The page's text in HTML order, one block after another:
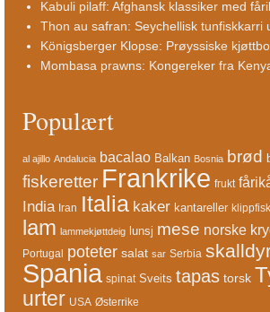
Kabuli pilaff: Afghansk klassiker med
Thon au safran: Seychellisk tunfiskkarri
Königsberger Klopse: Prøyssiske
Mombasa prawns: Kongereker fra
Populært
al ajillo Andalucia bacalao Balkan Bosnia brød
fiskeretter Frankrike frukt
India Iran Italia kaker kantareller klippfisk
lam lammekjøttdeig lunsj mese norske
Portugal poteter salat sar Serbia
Spania spinat Sveits tapas torsk
urter USA Østerrike